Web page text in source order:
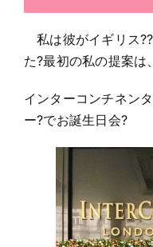
私は彼がイギリス
た?最初の私の提案は
インターコンチネン
ー?でお誕生日会?